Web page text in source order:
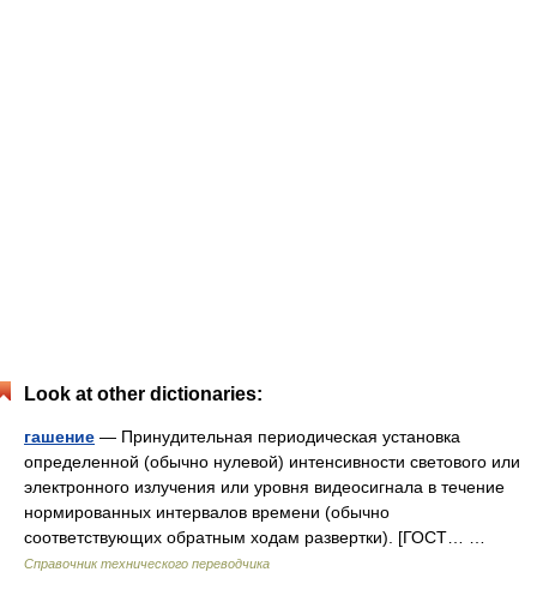
Look at other dictionaries:
гашение — Принудительная периодическая установка
определенной (обычно нулевой) интенсивности светового или
электронного излучения или уровня видеосигнала в течение
нормированных интервалов времени (обычно
соответствующих обратным ходам развертки). [ГОСТ… …
Справочник технического переводчика